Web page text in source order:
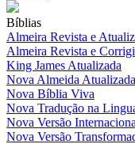
Bíblias
Almeira Revista e
Almeira Revista e
King James Atualizada
Nova Almeida Atualizada
Nova Bíblia Viva
Nova Tradução na
Nova Versão
Nova Versão